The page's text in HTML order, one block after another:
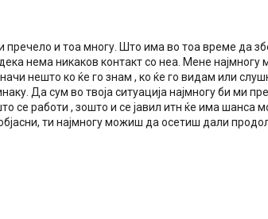
и тоа многу. Што има во тоа време да
нема никаков контакт со неа. Мене најмногу
нешто ко ќе го знам , ко ќе го видам или
Да сум во твоја ситуација најмногу би ми
се работи , зошто и се јавил итн ќе има шанса
ти најмногу можиш да осетиш дали